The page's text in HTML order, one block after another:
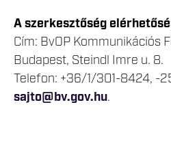
A szerkesztőség
Cím: BvOP Kommunikációs
Budapest, Steindl Imre u. 8.
Telefon: +36/1/301-8424, -
sajto@bv.gov.hu.